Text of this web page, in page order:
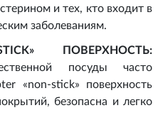
и тех, кто входит в
заболеваниям.
ПОВЕРХНОСТЬ:
посуды часто
«non-stick» поверхность
безопасна и легко